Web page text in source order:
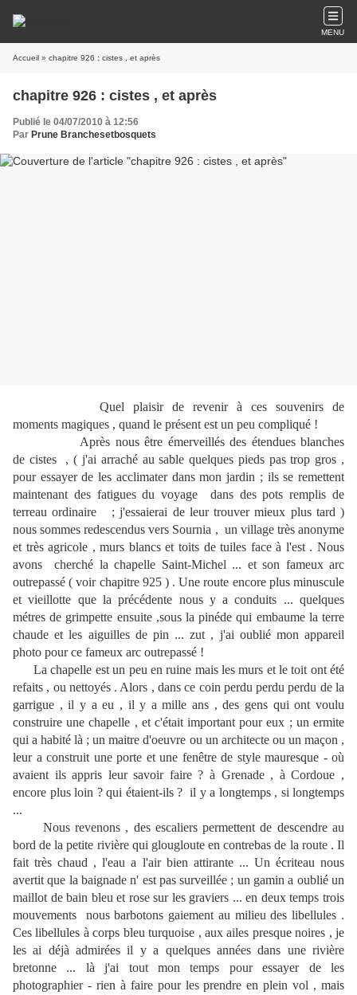
MENU
Accueil » chapitre 926 : cistes , et après
chapitre 926 : cistes , et après
Publié le 04/07/2010 à 12:56
Par Prune Branchesetbosquets
Quel plaisir de revenir à ces souvenirs de
moments magiques , quand le présent est un peu compliqué !
Après nous être émerveillés des étendues blanches
de cistes , ( j'ai arraché au sable quelques pieds pas trop gros ,
pour essayer de les acclimater dans mon jardin ; ils se remettent
maintenant des fatigues du voyage dans des pots remplis de
terreau ordinaire ; j'essaierai de leur trouver mieux plus tard )
nous sommes redescendus vers Sournia , un village très anonyme
et très agricole , murs blancs et toits de tuiles face à l'est . Nous
avons cherché la chapelle Saint-Michel ... et son fameux arc
outrepassé ( voir chapitre 925 ) . Une route encore plus minuscule
et vieillotte que la précédente nous y a conduits ... quelques
métres de grimpette ensuite ,sous la pinéde qui embaume la terre
chaude et les aiguilles de pin ... zut , j'ai oublié mon appareil
photo pour ce fameux arc outrepassé !
La chapelle est un peu en ruine mais les murs et le toit ont été
refaits , ou nettoyés . Alors , dans ce coin perdu perdu perdu de la
garrigue , il y a eu , il y a mille ans , des gens qui ont voulu
construire une chapelle , et c'était important pour eux ; un ermite
qui a habité là ; un maitre d'oeuvre ou un architecte ou un maçon ,
leur a construit une porte et une fenêtre de style mauresque - où
avaient ils appris leur savoir faire ? à Grenade , à Cordoue ,
encore plus loin ? qui étaient-ils ? il y a longtemps , si longtemps
...
Nous revenons , des escaliers permettent de descendre au
bord de la petite rivière qui glougloute en contrebas de la route . Il
fait très chaud , l'eau a l'air bien attirante ... Un écriteau nous
avertit que la baignade n' est pas surveillée ; un gamin a oublié un
maillot de bain bleu et rose sur les graviers ... en deux temps trois
mouvements nous barbotons gaiement au milieu des libellules .
Ces libellules à corps bleu turquoise , aux ailes presque noires , je
les ai déjà admirées il y a quelques années dans une rivière
bretonne ... là j'ai tout mon temps pour essayer de les
photographier - rien à faire pour les prendre en plein vol , mais